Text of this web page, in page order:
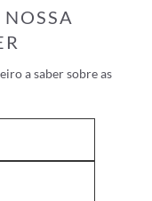
a saber sobre as